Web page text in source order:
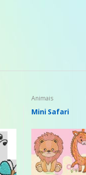
Animais
Mini Safari